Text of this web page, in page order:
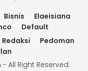
Bisnis
Elaeisiana
Default
Redaksi
Pedoman
All Right Reserved.